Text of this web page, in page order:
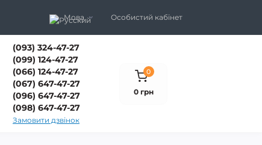
Мова Особистий кабінет
(093) 324-47-27
(099) 124-47-27
(066) 124-47-27
(067) 647-47-27
(096) 647-47-27
(098) 647-47-27
Замовити дзвінок
0
0 грн